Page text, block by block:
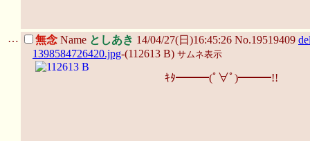
… 無念 Name としあき 14/04/27(日)16:45:26 No.19519409
1398584726420.jpg-(112613 B) サムネ表示
ｷﾀ━━━(ﾟ∀ﾟ)━━━!!